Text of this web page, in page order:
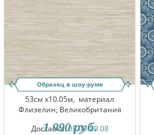
Образец в шоу-руме
53см x10.05м, материал
Флизелин, Великобритания
Доставка:08.08-09.08
1 990 руб.